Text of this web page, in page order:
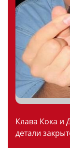
Клава Кока
детали